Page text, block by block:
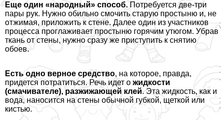
Еще один «народный» способ.Потребуется две-три
пары рук. Нужно обильно смочить старую простыню и, не
отжимая, приложить к стене. Далее один из участников
процесса проглаживает простыню горячим утюгом. Убрав
ткань от стены, нужно сразу же приступить к снятию
обоев.
Есть одно верное средство, на которое, правда,
придется потратиться. Речь идет о жидкости
(смачивателе), разжижающей клей. Эта жидкость, как и
вода, наносится на стены обычной губкой, щеткой или
кистью.